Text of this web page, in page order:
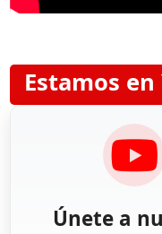
Estamos
Únete a